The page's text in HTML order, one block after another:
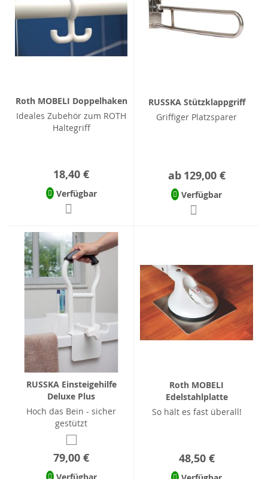
Roth MOBELI Doppelhaken
Ideales Zubehör zum ROTH
Haltegriff
18,40 €
Verfügbar
RUSSKA Stützklappgriff
Griffiger Platzsparer
ab 129,00 €
Verfügbar
RUSSKA Einsteigehilfe
Deluxe Plus
Hoch das Bein - sicher
gestützt
79,00 €
Verfügbar
Roth MOBELI
Edelstahlplatte
So hält es fast überall!
48,50 €